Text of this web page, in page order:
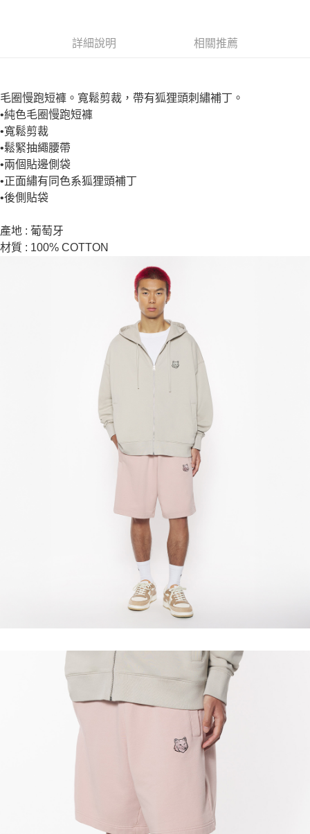
詳細說明 相關推薦
毛圈慢跑短褲。寬鬆剪裁，帶有狐狸頭刺繡補丁。
•純色毛圈慢跑短褲
•寬鬆剪裁
•鬆緊抽繩腰帶
•兩個貼邊側袋
•正面繡有同色系狐狸頭補丁
•後側貼袋
產地 : 葡萄牙
材質 : 100% COTTON